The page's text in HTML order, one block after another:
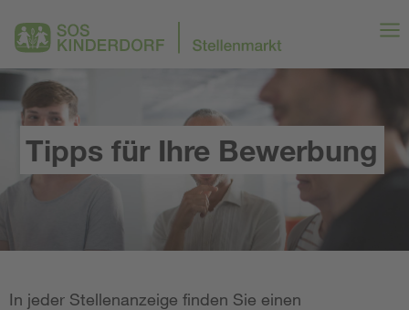
Tipps für Ihre Bewerbung
In jeder Stellenanzeige finden Sie einen